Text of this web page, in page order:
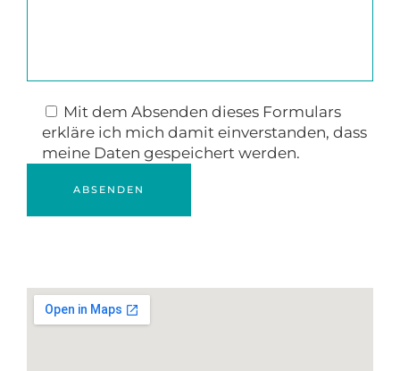
Please
leave
this
empty.
Mit dem Absenden dieses Formulars
erkläre ich mich damit einverstanden, dass
meine Daten gespeichert werden.